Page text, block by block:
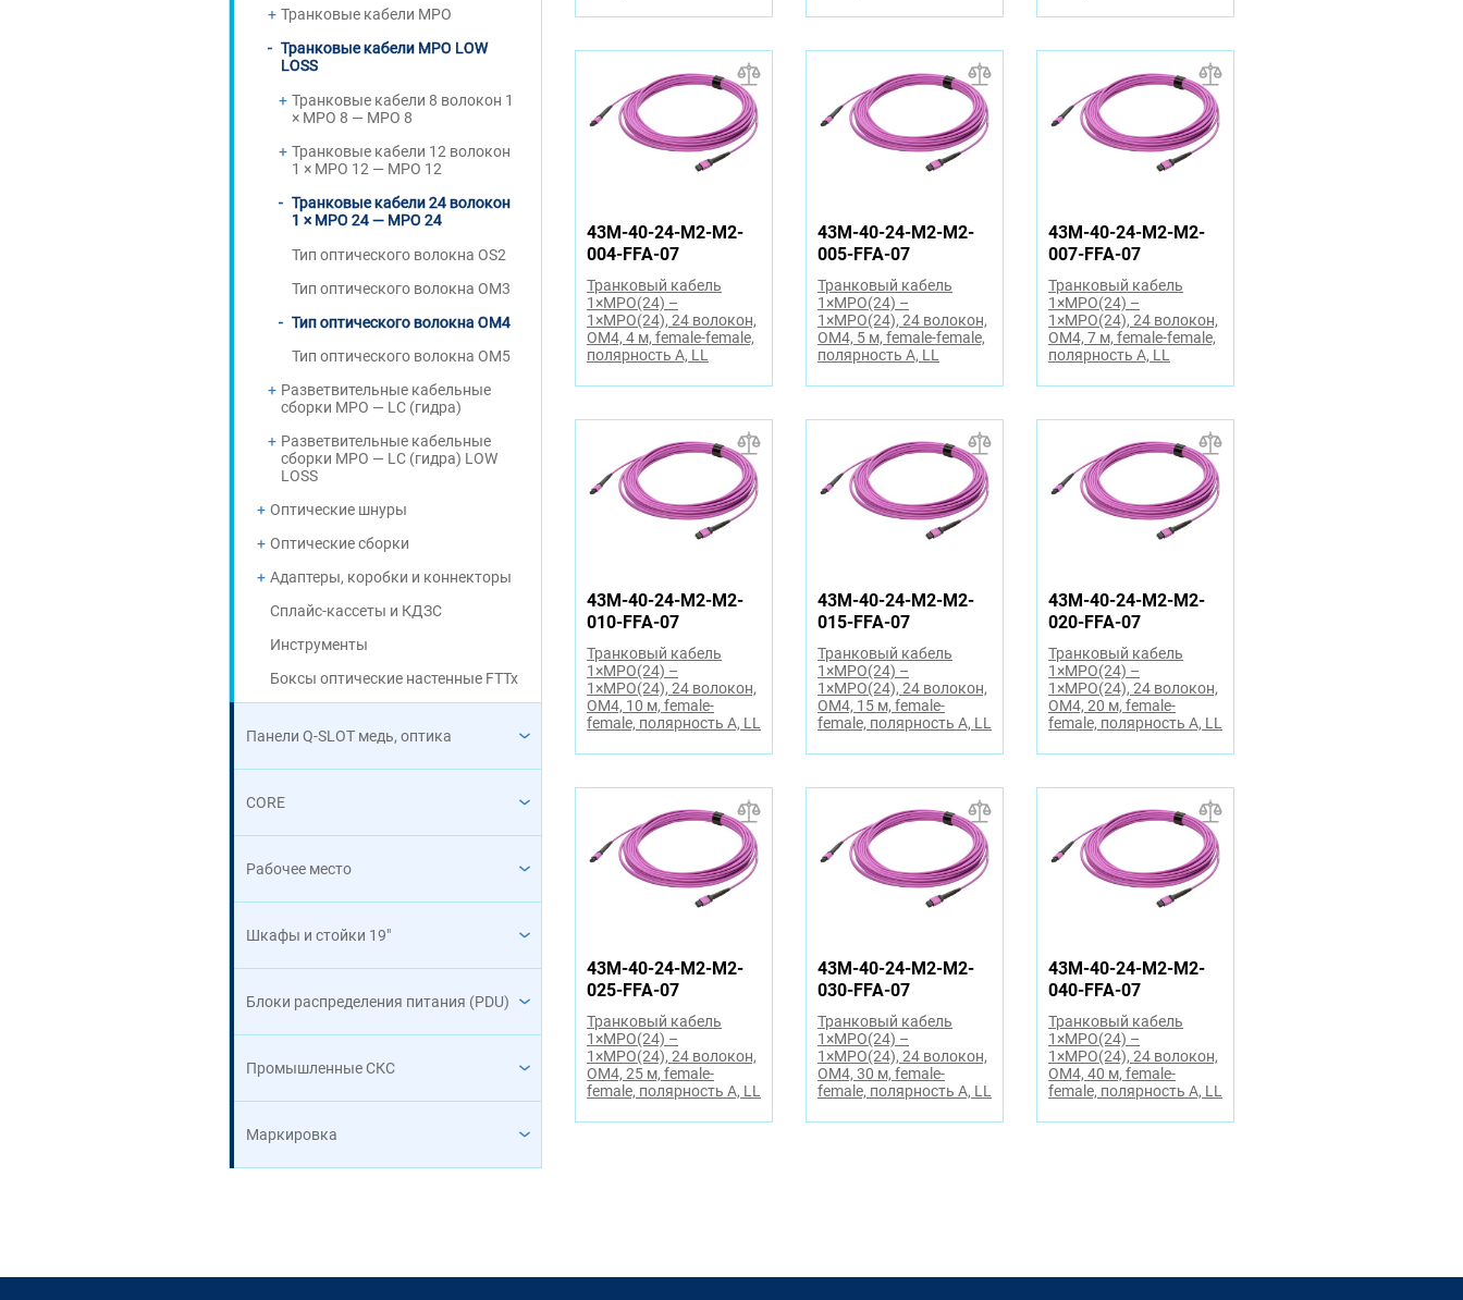
Транковые кабели MPO
Транковые кабели MPO LOW
LOSS
Транковые кабели 8 волокон 1
× MPO 8 — MPO 8
Транковые кабели 12 волокон
1 × MPO 12 — MPO 12
Транковые кабели 24 волокон
1 × MPO 24 — MPO 24
Тип оптического волокна OS2
Тип оптического волокна OM3
Тип оптического волокна OM4
Тип оптического волокна OM5
Разветвительные кабельные
сборки MPO — LC (гидра)
Разветвительные кабельные
сборки MPO — LC (гидра) LOW
LOSS
Оптические шнуры
Оптические сборки
Адаптеры, коробки и коннекторы
Сплайс-кассеты и КДЗС
Инструменты
Боксы оптические настенные FTTx
Панели Q-SLOT медь, оптика
CORE
Рабочее место
Шкафы и стойки 19"
Блоки распределения питания (PDU)
Промышленные СКС
Маркировка
43M-40-24-M2-M2-
004-FFA-07
Транковый кабель
1×MPO(24) –
1×MPO(24), 24 волокон,
OM4, 4 м, female-female,
полярность A, LL
43M-40-24-M2-M2-
005-FFA-07
Транковый кабель
1×MPO(24) –
1×MPO(24), 24 волокон,
OM4, 5 м, female-female,
полярность A, LL
43M-40-24-M2-M2-
007-FFA-07
Транковый кабель
1×MPO(24) –
1×MPO(24), 24 волокон,
OM4, 7 м, female-female,
полярность A, LL
43M-40-24-M2-M2-
010-FFA-07
Транковый кабель
1×MPO(24) –
1×MPO(24), 24 волокон,
OM4, 10 м, female-
female, полярность A, LL
43M-40-24-M2-M2-
015-FFA-07
Транковый кабель
1×MPO(24) –
1×MPO(24), 24 волокон,
OM4, 15 м, female-
female, полярность A, LL
43M-40-24-M2-M2-
020-FFA-07
Транковый кабель
1×MPO(24) –
1×MPO(24), 24 волокон,
OM4, 20 м, female-
female, полярность A, LL
43M-40-24-M2-M2-
025-FFA-07
Транковый кабель
1×MPO(24) –
1×MPO(24), 24 волокон,
OM4, 25 м, female-
female, полярность A, LL
43M-40-24-M2-M2-
030-FFA-07
Транковый кабель
1×MPO(24) –
1×MPO(24), 24 волокон,
OM4, 30 м, female-
female, полярность A, LL
43M-40-24-M2-M2-
040-FFA-07
Транковый кабель
1×MPO(24) –
1×MPO(24), 24 волокон,
OM4, 40 м, female-
female, полярность A, LL